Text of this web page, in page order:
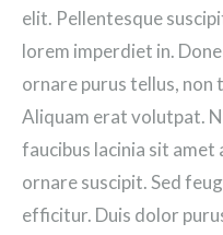
elit. Pellentesque
lorem imperdiet in.
ornare purus tellus, non
Aliquam erat volutpat.
faucibus lacinia sit amet
ornare suscipit. Sed
efficitur. Duis dolor